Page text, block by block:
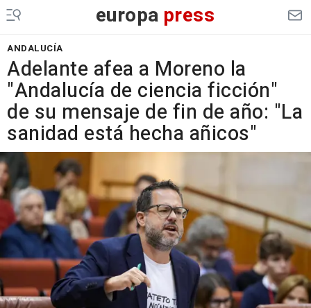
europa press
ANDALUCÍA
Adelante afea a Moreno la
"Andalucía de ciencia ficción"
de su mensaje de fin de año: "La
sanidad está hecha añicos"